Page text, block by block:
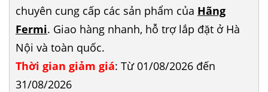
chuyên cung cấp các sản phẩm của Hãng
Fermi. Giao hàng nhanh, hỗ trợ lắp đặt ở Hà
Nội và toàn quốc.
Thời gian giảm giá: Từ 01/08/2026 đến
31/08/2026